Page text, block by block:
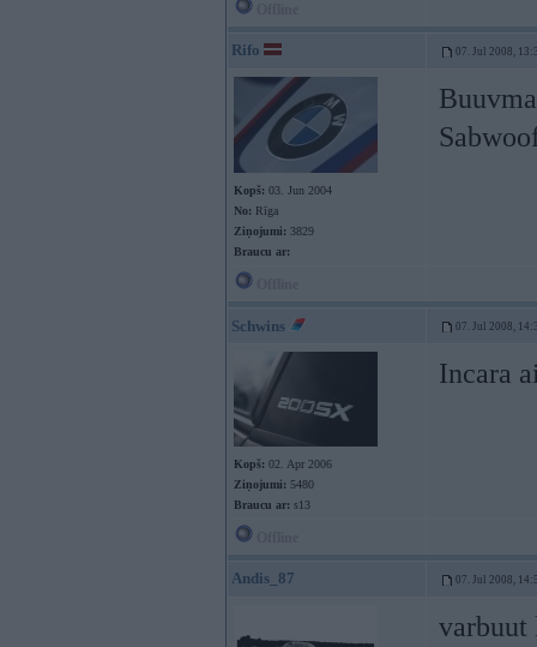
Rifo 07. Jul 2008,
Kopš: 03. Jun 2004
No: Rīga
Ziņojumi: 3829
Braucu ar:
Schwins 07. Jul 2008,
Kopš: 02. Apr 2006
Ziņojumi: 5480
Braucu ar: s13
Incara
Andis_87 07. Jul 2008,
varbuut